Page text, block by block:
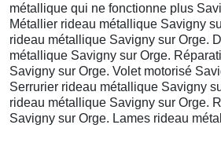
métallique qui ne fonctionne plus
Métallier rideau métallique Savigny
rideau métallique Savigny sur Orge.
métallique Savigny sur Orge.
Savigny sur Orge. Volet motorisé
Serrurier rideau métallique Savigny
rideau métallique Savigny sur Orge.
Savigny sur Orge. Lames rideau